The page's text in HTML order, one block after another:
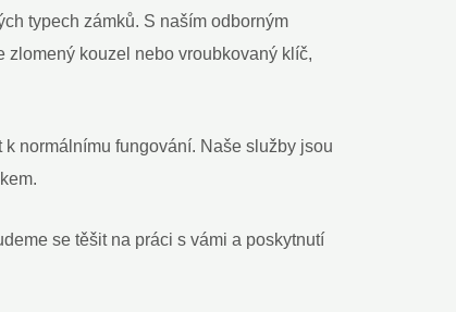
typech zámků. S naším odborným
zlomený kouzel nebo vroubkovaný klíč,
normálnímu fungování. Naše služby jsou
se těšit na práci s vámi a poskytnutí